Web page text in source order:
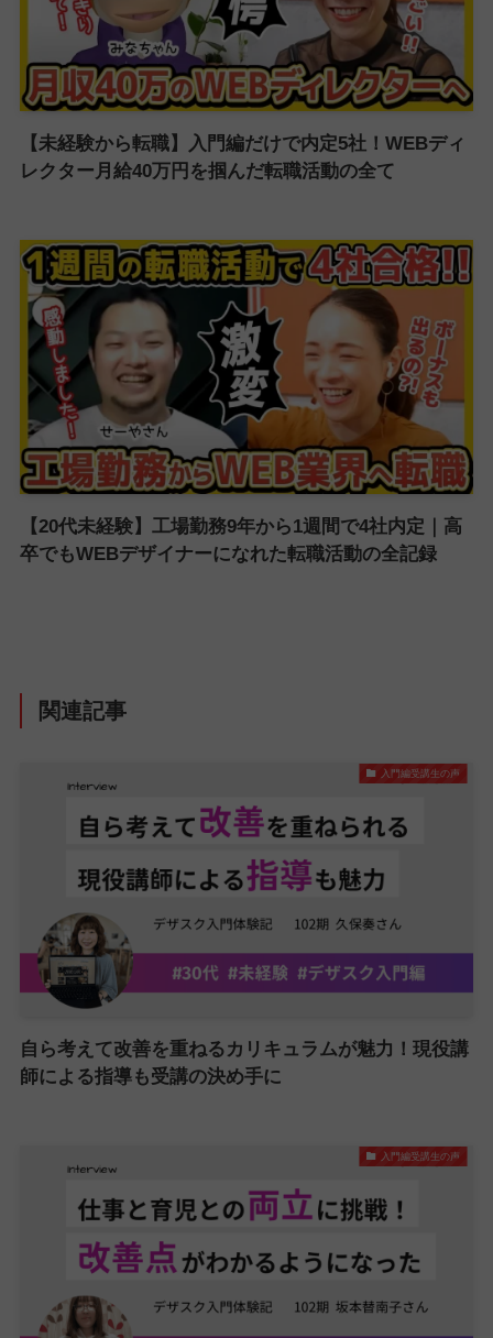
【未経験から転職】入門編だけで内定5社！WEBディ
レクター月給40万円を掴んだ転職活動の全て
【20代未経験】工場勤務9年から1週間で4社内定｜高
卒でもWEBデザイナーになれた転職活動の全記録
関連記事
入門編受講生の声
自ら考えて改善を重ねるカリキュラムが魅力！現役講
師による指導も受講の決め手に
入門編受講生の声